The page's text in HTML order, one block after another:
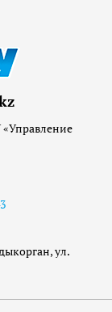
ул.